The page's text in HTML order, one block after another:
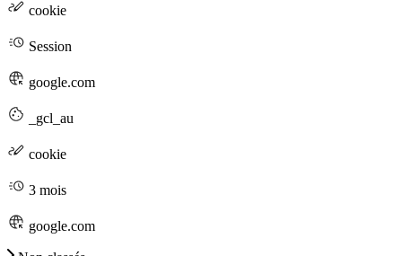
cookie
Session
google.com
_gcl_au
cookie
3 mois
google.com